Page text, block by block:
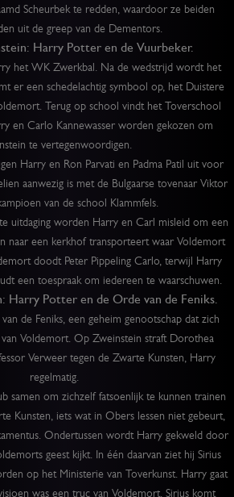
Scheurbek te redden, waardoor ze beiden
uit de greep van de Dementors.
Harry Potter en de Vuurbeker.
het WK Zwerkbal. Na de wedstrijd wordt het
er een schedelachtig symbool op, het Duistere
Terug op school vindt het Toverschool
en Carlo Kannewasser worden gekozen om
te vertegenwoordigen.
Harry en Ron Parvati en Padma Patil uit voor
aanwezig is met de Bulgaarse tovenaar Viktor
van de school Klammfels.
uitdaging worden Harry en Carl misleid om een
naar een kerkhof transporteert waar Voldemort
doodt Peter Pippeling Carlo, terwijl Harry
een toespraak om iedereen te waarschuwen.
Harry Potter en de Orde van de Feniks.
de Feniks, een geheim genootschap dat zich
Voldemort. Op Zweinstein straft Dorothea
Verweer tegen de Zwarte Kunsten, Harry
regelmatig.
samen om zichzelf fatsoenlijk te kunnen trainen
Kunsten, iets wat in Obers lessen niet gebeurt,
Ondertussen wordt Harry gekweld door
geest kijkt. In één daarvan ziet hij Sirius
op het Ministerie van Toverkunst. Harry gaat
was een truc van Voldemort. Sirius komt